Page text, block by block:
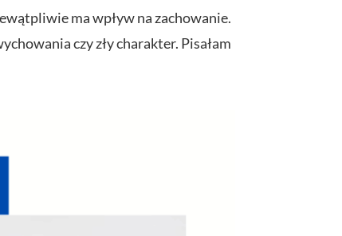
ma wpływ na zachowanie.
czy zły charakter. Pisałam